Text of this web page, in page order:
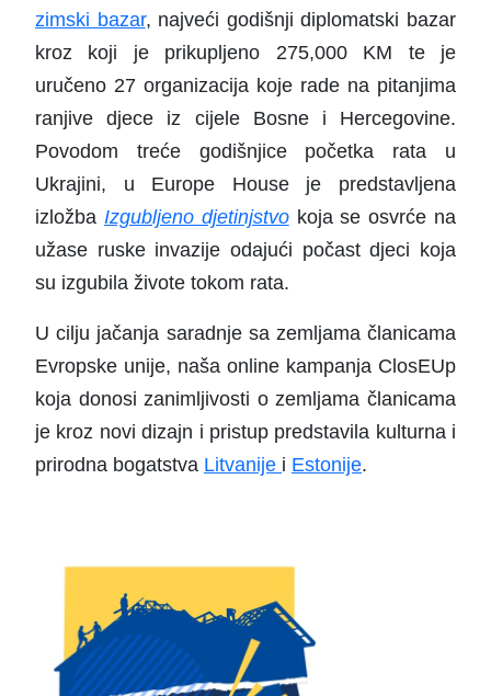
zimski bazar, najveći godišnji diplomatski bazar
kroz koji je prikupljeno 275,000 KM te je
uručeno 27 organizacija koje rade na pitanjima
ranjive djece iz cijele Bosne i Hercegovine.
Povodom treće godišnjice početka rata u
Ukrajini, u Europe House je predstavljena
izložba Izgubljeno djetinjstvo koja se osvrće na
užase ruske invazije odajući počast djeci koja
su izgubila živote tokom rata.
U cilju jačanja saradnje sa zemljama članicama
Evropske unije, naša online kampanja ClosEUp
koja donosi zanimljivosti o zemljama članicama
je kroz novi dizajn i pristup predstavila kulturna i
prirodna bogatstva Litvanije i Estonije.